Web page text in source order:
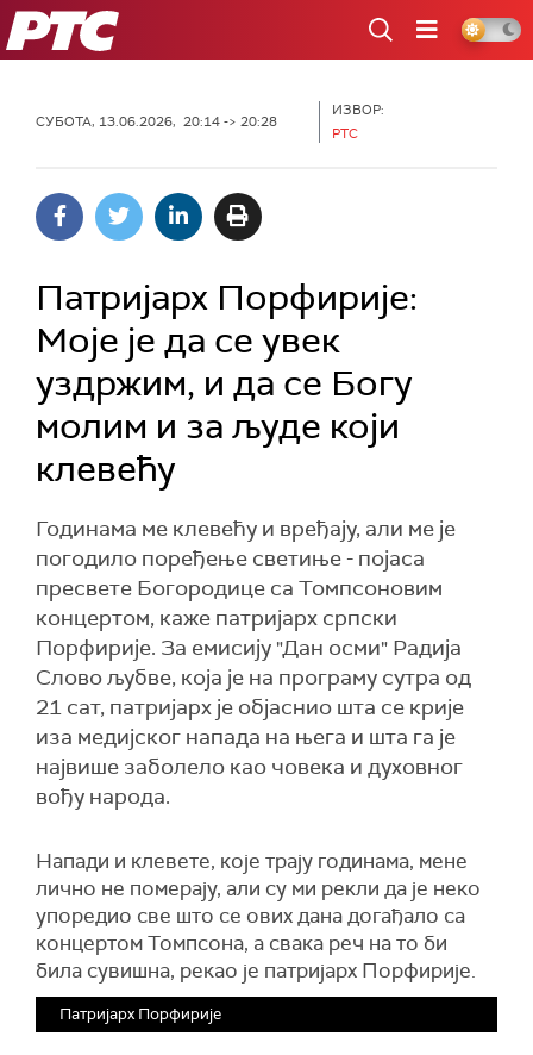
РТС
СУБОТА, 13.06.2026, 20:14 -> 20:28
ИЗВОР:
РТС
Патријарх Порфирије:
Моје је да се увек
уздржим, и да се Богу
молим и за људе који
клевећу
Годинама ме клевећу и вређају, али ме је
погодило поређење светиње - појаса
пресвете Богородице са Томпсоновим
концертом, каже патријарх српски
Порфирије. За емисију "Дан осми" Радија
Слово љубве, која је на програму сутра од
21 сат, патријарх је објаснио шта се крије
иза медијског напада на њега и шта га је
највише заболело као човека и духовног
вођу народа.
Напади и клевете, које трају годинама, мене
лично не померају, али су ми рекли да је неко
упоредио све што се ових дана догађало са
концертом Томпсона, а свака реч на то би
била сувишна, рекао је патријарх Порфирије.
Патријарх Порфирије